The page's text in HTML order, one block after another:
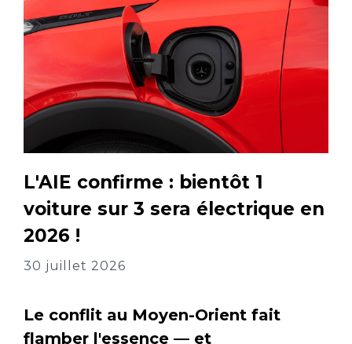
L'AIE confirme : bientôt 1
voiture sur 3 sera électrique en
2026 !
30 juillet 2026
Le conflit au Moyen-Orient fait
flamber l'essence — et